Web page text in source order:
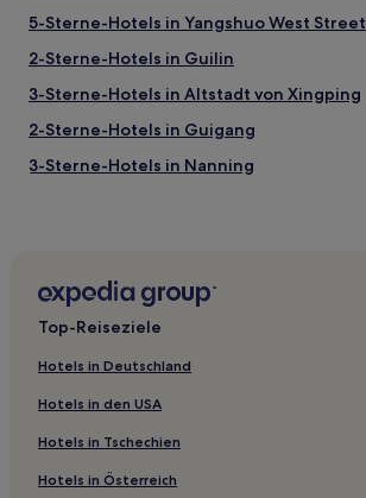
5-Sterne-Hotels in Yangshuo West Street
2-Sterne-Hotels in Guilin
3-Sterne-Hotels in Altstadt von Xingping
2-Sterne-Hotels in Guigang
3-Sterne-Hotels in Nanning
Bezirk Qinbei: Hotels
Guangxi: Hotels
Hotels nahe Jiuling See
Mashan Hotels
Hotels nahe Wanda Plaza Liuzhou Liunan
Shangyao Hotels
Top-Reiseziele
Hotels in Deutschland
Hotels in den USA
Hotels in Tschechien
Hotels in Österreich